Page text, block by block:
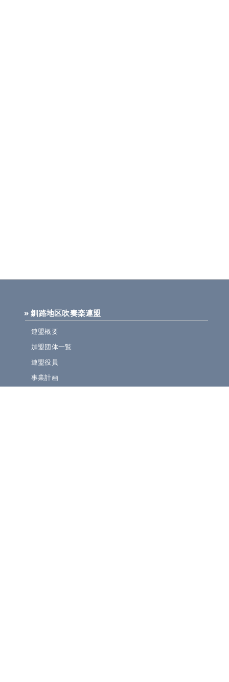
» 釧路地区吹奏楽連盟
連盟概要
加盟団体一覧
連盟役員
事業計画